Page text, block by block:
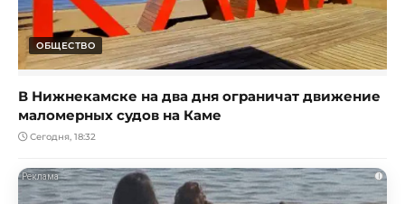
ОБЩЕСТВО
В Нижнекамске на два дня ограничат движение
маломерных судов на Каме
Сегодня, 18:32
i